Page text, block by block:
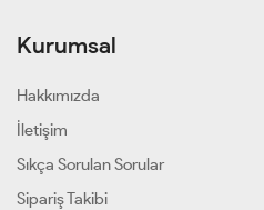
Kurumsal
Hakkımızda
İletişim
Sıkça Sorulan Sorular
Sipariş Takibi